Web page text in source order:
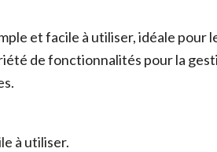
et facile à utiliser, idéale pour
de fonctionnalités pour la
à utiliser.